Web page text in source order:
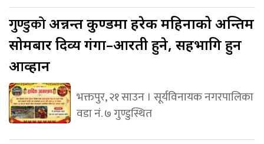
गुण्डुकोअन्नन्त कुण्डमा हरेक महिनाको अन्तिम
सोमबार दिव्य गंगा–आरती हुने, सहभागि हुन
आव्हान
भक्तपुर, २१ साउन । सूर्यविनायक नगरपालिका
वडा नं. ७ गुण्डुस्थित